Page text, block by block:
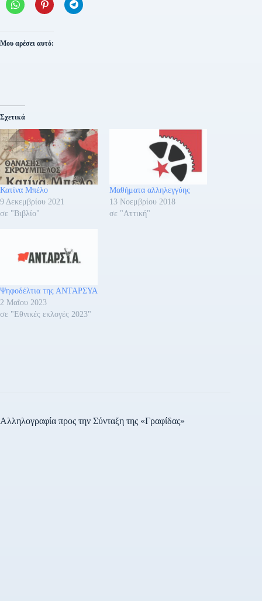
Μου αρέσει αυτό:
Σχετικά
Κατίνα Μπέλο
9 Δεκεμβρίου 2021
σε "Βιβλίο"
Μαθήματα αλληλεγγύης
13 Νοεμβρίου 2018
σε "Αττική"
Ψηφοδέλτια της ΑΝΤΑΡΣΥΑ
2 Μαΐου 2023
σε "Εθνικές εκλογές 2023"
Αλληλογραφία προς την Σύνταξη της «Γραφίδας»